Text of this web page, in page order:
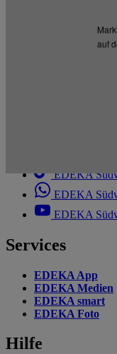
auf
Zum
Deine E-Mail-Adresse
EDEKA
EDEKA
EDEKA
Services
EDEKA App
EDEKA Medien
EDEKA smart
EDEKA Foto
Hilfe